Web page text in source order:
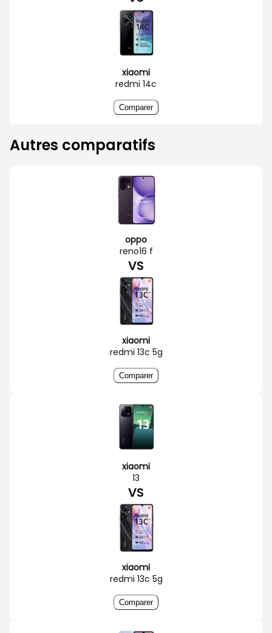
xiaomi
redmi 14c
Comparer
Autres comparatifs
oppo
reno16 f
VS
xiaomi
redmi 13c 5g
Comparer
xiaomi
13
VS
xiaomi
redmi 13c 5g
Comparer